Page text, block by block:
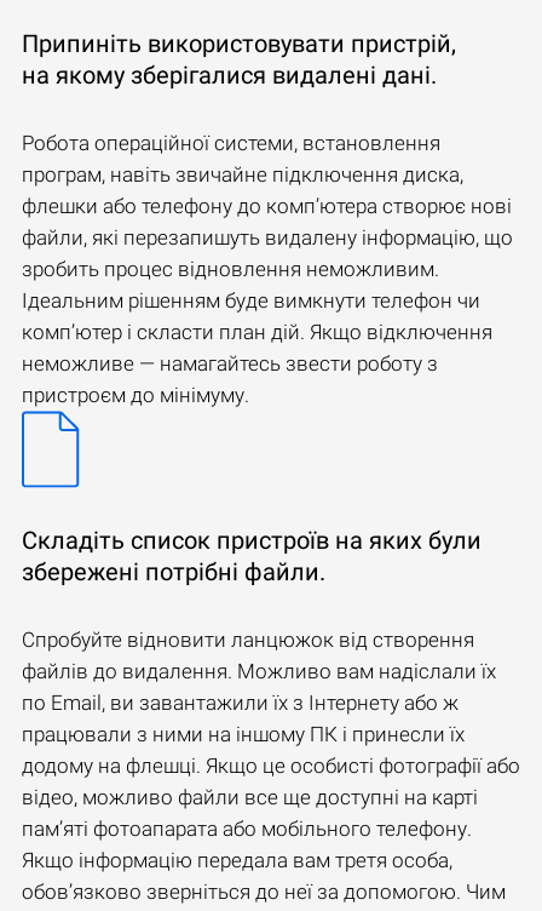
Припиніть використовувати пристрій,
на якому зберігалися видалені дані.
Робота операційної системи, встановлення
програм, навіть звичайне підключення диска,
флешки або телефону до комп’ютера створює нові
файли, які перезапишуть видалену інформацію, що
зробить процес відновлення неможливим.
Ідеальним рішенням буде вимкнути телефон чи
комп’ютер і скласти план дій. Якщо відключення
неможливе — намагайтесь звести роботу з
пристроєм до мінімуму.
Складіть список пристроїв на яких були
збережені потрібні файли.
Спробуйте відновити ланцюжок від створення
файлів до видалення. Можливо вам надіслали їх
по Email, ви завантажили їх з Інтернету або ж
працювали з ними на іншому ПК і принесли їх
додому на флешці. Якщо це особисті фотографії або
відео, можливо файли все ще доступні на карті
пам’яті фотоапарата або мобільного телефону.
Якщо інформацію передала вам третя особа,
обов’язково зверніться до неї за допомогою. Чим